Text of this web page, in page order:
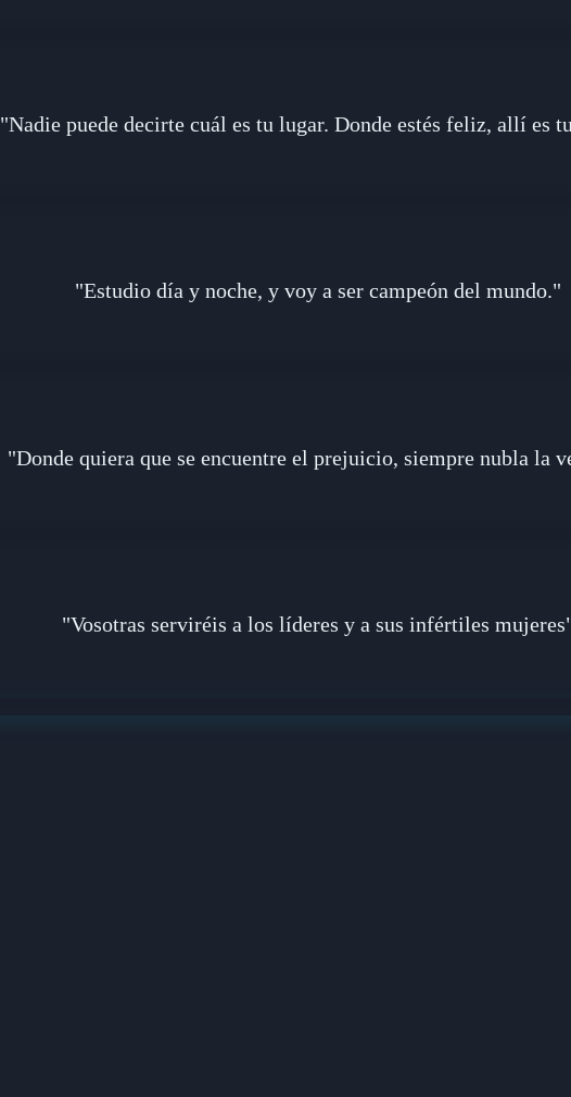
"Nadie puede decirte cuál es tu lugar. Donde estés feliz, allí es
"Estudio día y noche, y voy a ser campeón del mundo."
"Donde quiera que se encuentre el prejuicio, siempre nubla la
"Vosotras serviréis a los líderes y a sus infértiles